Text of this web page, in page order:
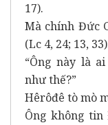
17).
Mà chính Đức
(Lc 4, 24; 13,
“Ông này là
như thế?”
Hêrôđê tò mò
Ông không tin